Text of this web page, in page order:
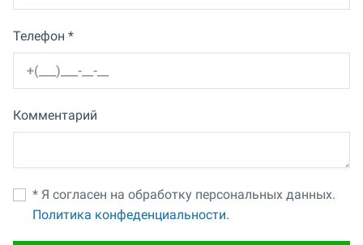
Телефон *
Комментарий
* Я согласен на обработку персональных данных.
Политика конфеденциальности.